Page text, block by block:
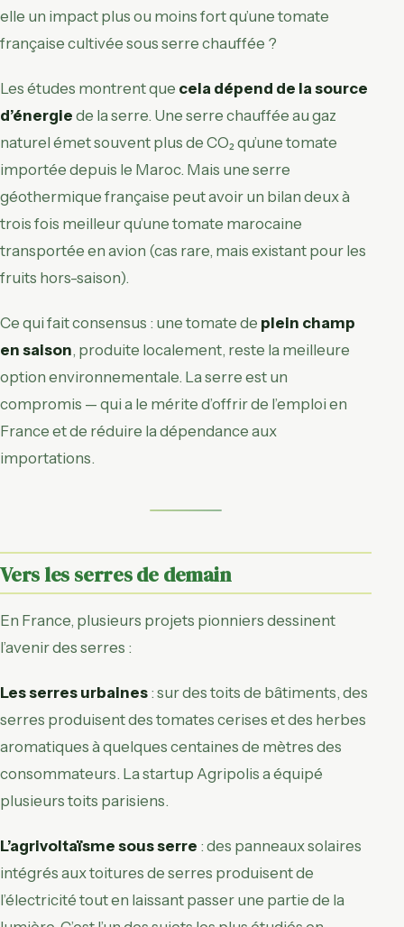
elle un impact plus ou moins fort qu’une tomate
française cultivée sous serre chauffée ?
Les études montrent que cela dépend de la source
d’énergie de la serre. Une serre chauffée au gaz
naturel émet souvent plus de CO₂ qu’une tomate
importée depuis le Maroc. Mais une serre
géothermique française peut avoir un bilan deux à
trois fois meilleur qu’une tomate marocaine
transportée en avion (cas rare, mais existant pour les
fruits hors-saison).
Ce qui fait consensus : une tomate de plein champ
en saison, produite localement, reste la meilleure
option environnementale. La serre est un
compromis — qui a le mérite d’offrir de l’emploi en
France et de réduire la dépendance aux
importations.
Vers les serres de demain
En France, plusieurs projets pionniers dessinent
l’avenir des serres :
Les serres urbaines : sur des toits de bâtiments, des
serres produisent des tomates cerises et des herbes
aromatiques à quelques centaines de mètres des
consommateurs. La startup Agripolis a équipé
plusieurs toits parisiens.
L’agrivoltaïsme sous serre : des panneaux solaires
intégrés aux toitures de serres produisent de
l’électricité tout en laissant passer une partie de la